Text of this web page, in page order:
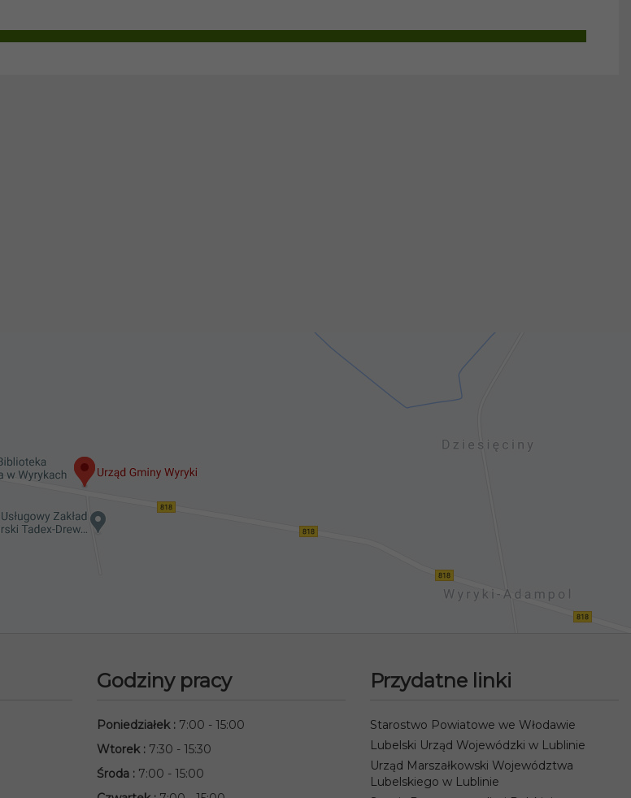
Godziny pracy
Poniedziałek: 7:00 - 15:00
Wtorek: 7:30 - 15:30
Środa : 7:00 - 15:00
Przydatne linki
Starostwo Powiatowe we Włodawie
Lubelski Urząd Wojewódzki w Lublinie
Urząd Marszałkowski Województwa
Lubelskiego w Lublinie